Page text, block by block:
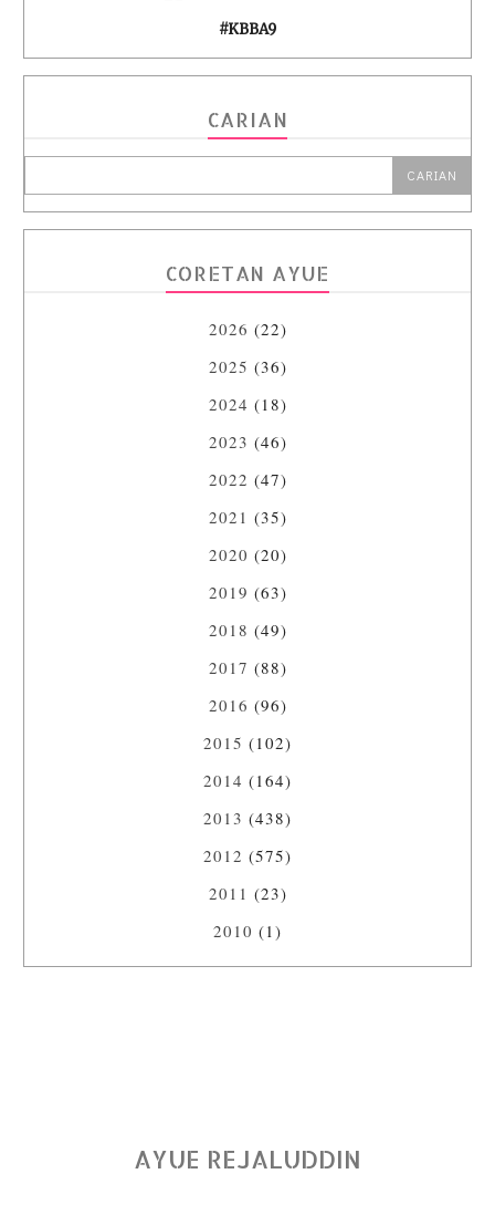
#KBBA9
CARIAN
CORETAN AYUE
2026 (22)
2025 (36)
2024 (18)
2023 (46)
2022 (47)
2021 (35)
2020 (20)
2019 (63)
2018 (49)
2017 (88)
2016 (96)
2015 (102)
2014 (164)
2013 (438)
2012 (575)
2011 (23)
2010 (1)
AYUE REJALUDDIN